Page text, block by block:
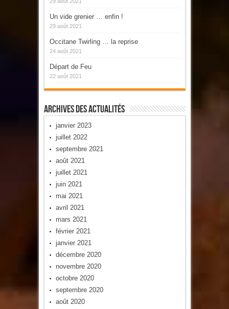
29 août 2021
Un vide grenier … enfin !
29 août 2021
Occitane Twirling … la reprise
24 août 2021
Départ de Feu
22 août 2021
Archives Des Actualités
janvier 2023
juillet 2022
septembre 2021
août 2021
juillet 2021
juin 2021
mai 2021
avril 2021
mars 2021
février 2021
janvier 2021
décembre 2020
novembre 2020
octobre 2020
septembre 2020
août 2020